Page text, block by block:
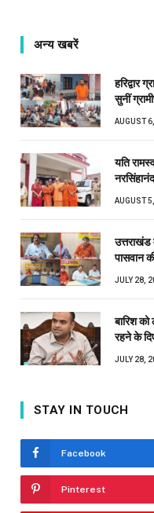
अन्य खबरें
हरिद्वार
सुनीं
AUGUST
यति
AUGUST
उत्तराखंड
पासवान
JULY 28,
बारिश
रहने के
JULY 28,
STAY IN TOUCH
Facebook
Pinterest